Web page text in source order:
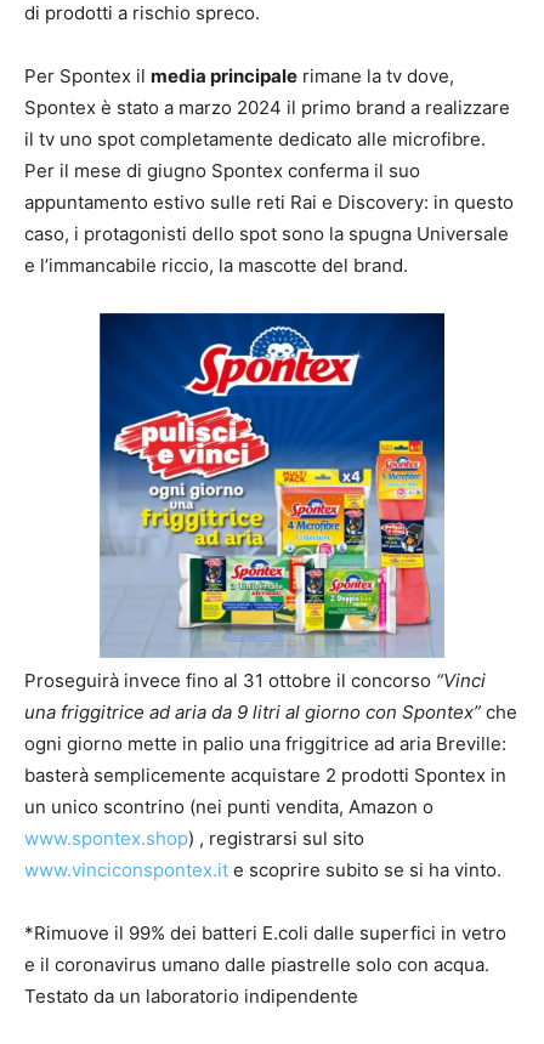
di prodotti a rischio spreco.
Per Spontex il media principale rimane la tv dove,
Spontex è stato a marzo 2024 il primo brand a realizzare
il tv uno spot completamente dedicato alle microfibre.
Per il mese di giugno Spontex conferma il suo
appuntamento estivo sulle reti Rai e Discovery: in questo
caso, i protagonisti dello spot sono la spugna Universale
e l’immancabile riccio, la mascotte del brand.
Proseguirà invece fino al 31 ottobre il concorso “Vinci
una friggitrice ad aria da 9 litri al giorno con Spontex” che
ogni giorno mette in palio una friggitrice ad aria Breville:
basterà semplicemente acquistare 2 prodotti Spontex in
un unico scontrino (nei punti vendita, Amazon o
www.spontex.shop) , registrarsi sul sito
www.vinciconspontex.it e scoprire subito se si ha vinto.
*Rimuove il 99% dei batteri E.coli dalle superfici in vetro
e il coronavirus umano dalle piastrelle solo con acqua.
Testato da un laboratorio indipendente